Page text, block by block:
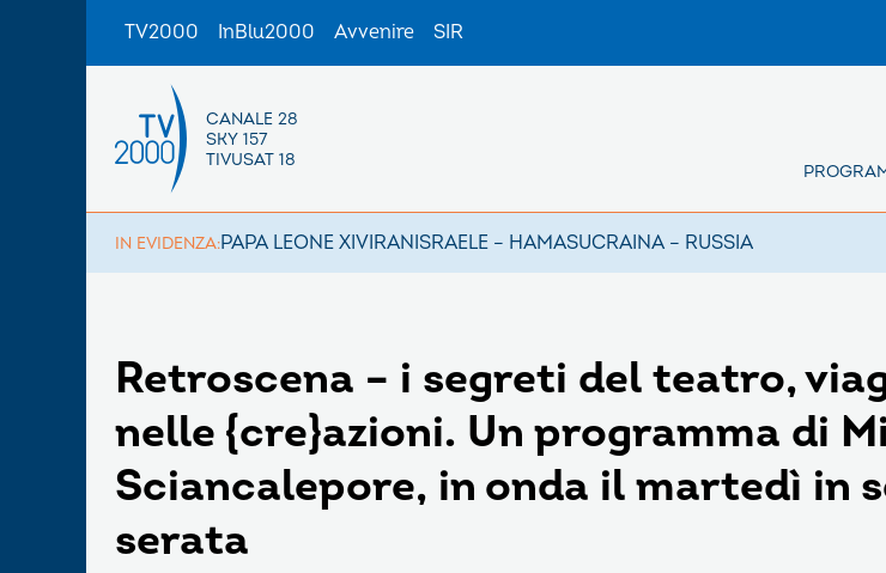
TV2000 InBlu2000 Avvenire SIR
CANALE 28
SKY 157
TIVUSAT 18
IN EVIDENZA:PAPA LEONE XIVIRANISRAELE – HAMASUCRAINA – RUSSIA
Retroscena – i segreti del teatro,
nelle {cre}azioni. Un programma di
Sciancalepore, in onda il martedì in
serata